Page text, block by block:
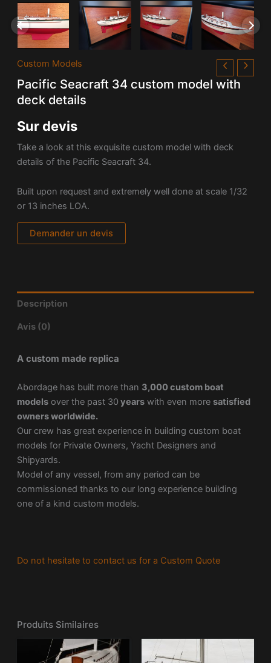
Custom Models
Pacific Seacraft 34 custom model with
deck details
Sur devis
Take a look at this exquisite custom model with deck
details of the Pacific Seacraft 34.
Built upon request and extremely well done at scale 1/32
or 13 inches LOA.
Demander un devis
Description
Avis (0)
A custom made replica
Abordage has built more than 3,000 custom boat
modelsover the past 30 yearswith even more satisfied
owners worldwide.
Our crew has great experience in building custom boat
models for Private Owners, Yacht Designers and
Shipyards.
Model of any vessel, from any period can be
commissioned thanks to our long experience building
one of a kind custom models.
Do not hesitate to contact us for a Custom Quote
Produits Similaires